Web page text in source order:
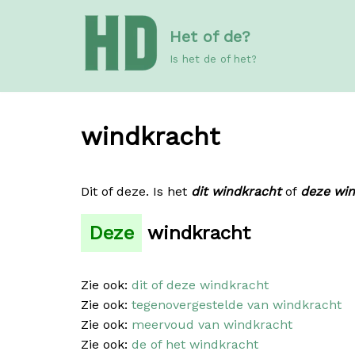
Het of de?
Is het de of het?
windkracht
Dit of deze. Is het dit windkrachtof deze
Deze windkracht
Zie ook: dit of deze windkracht
Zie ook: tegenovergestelde van windkracht
Zie ook: meervoud van windkracht
Zie ook: de of het windkracht